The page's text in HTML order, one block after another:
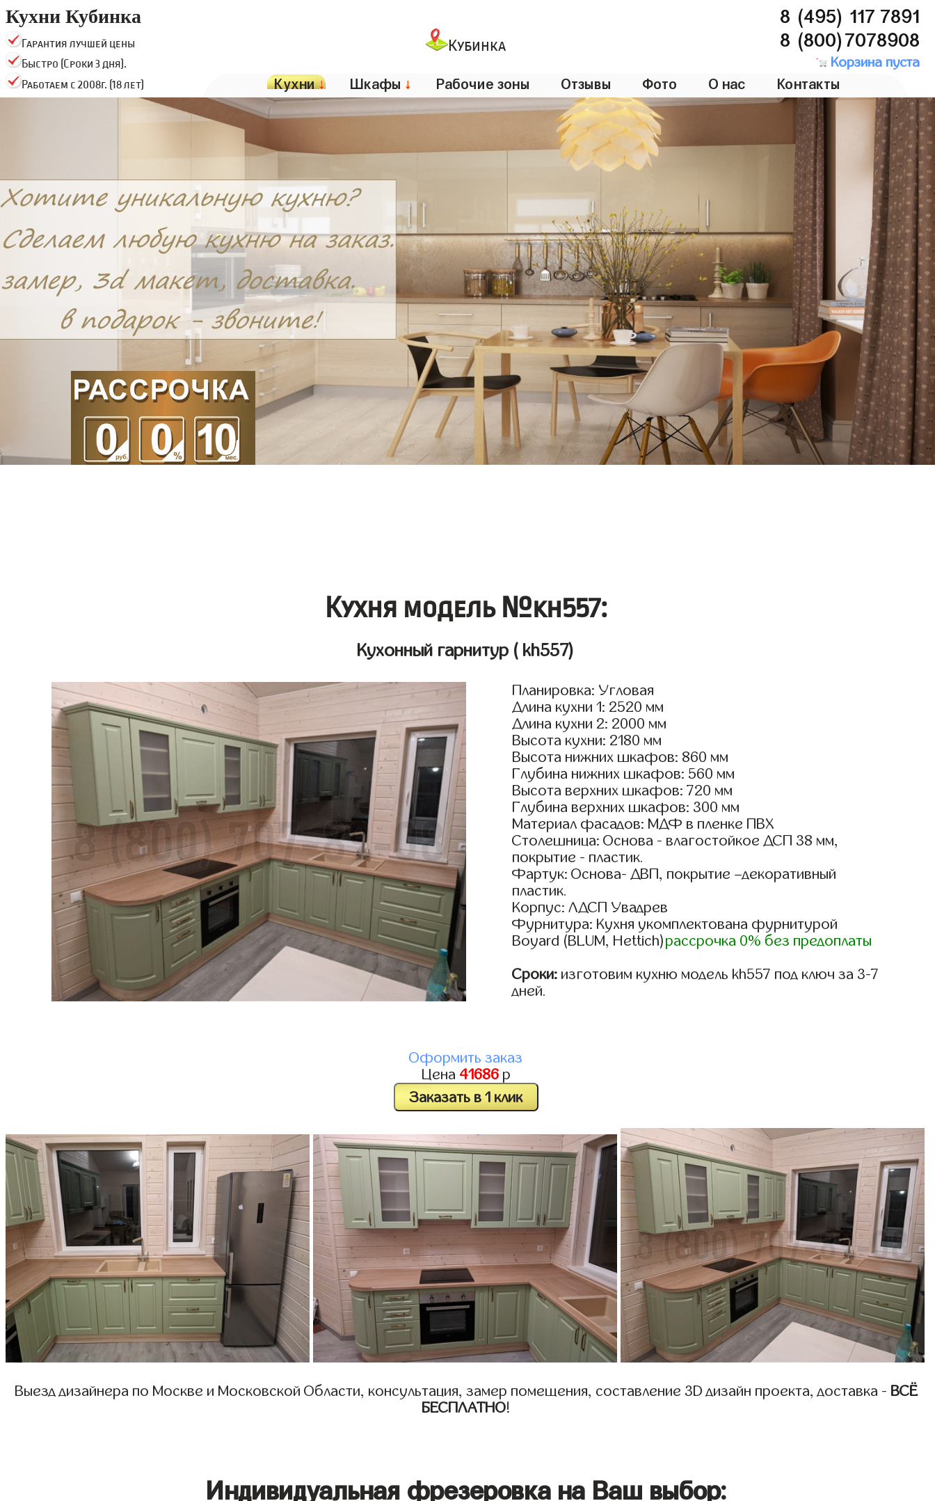
Кухни Кубинка
Гарантия лучшей цены
Быстро (Сроки 3 дня).
Работаем с 2008г. (18 лет)
Кубинка
8 (495) 117 7891
8 (800)7078908
Корзина пуста
Кухни↓ Шкафы ↓ Рабочие зоны Отзывы Фото О нас Контакты
Кухня модель №kh557:
Кухонный гарнитур ( kh557)
Планировка: Угловая
Длина кухни 1: 2520 мм
Длина кухни 2: 2000 мм
Высота кухни: 2180 мм
Высота нижних шкафов: 860 мм
Глубина нижних шкафов: 560 мм
Высота верхних шкафов: 720 мм
Глубина верхних шкафов: 300 мм
Материал фасадов: МДФ в пленке ПВХ
Столешница: Основа - влагостойкое ДСП 38 мм,
покрытие - пластик.
Фартук: Основа- ДВП, покрытие –декоративный
пластик.
Корпус: ЛДСП Увадрев
Фурнитура: Кухня укомплектована фурнитурой
Boyard (BLUM, Hettich)рассрочка 0% без предоплаты
Сроки: изготовим кухню модель kh557 под ключ за 3-7
дней.
Оформить заказ
Цена 41686р
Заказать в 1 клик
Выезд дизайнера по Москве и Московской Области, консультация, замер помещения, составление 3D дизайн проекта, доставка - ВСЁ
БЕСПЛАТНО!
Индивидуальная фрезеровка на Ваш выбор: